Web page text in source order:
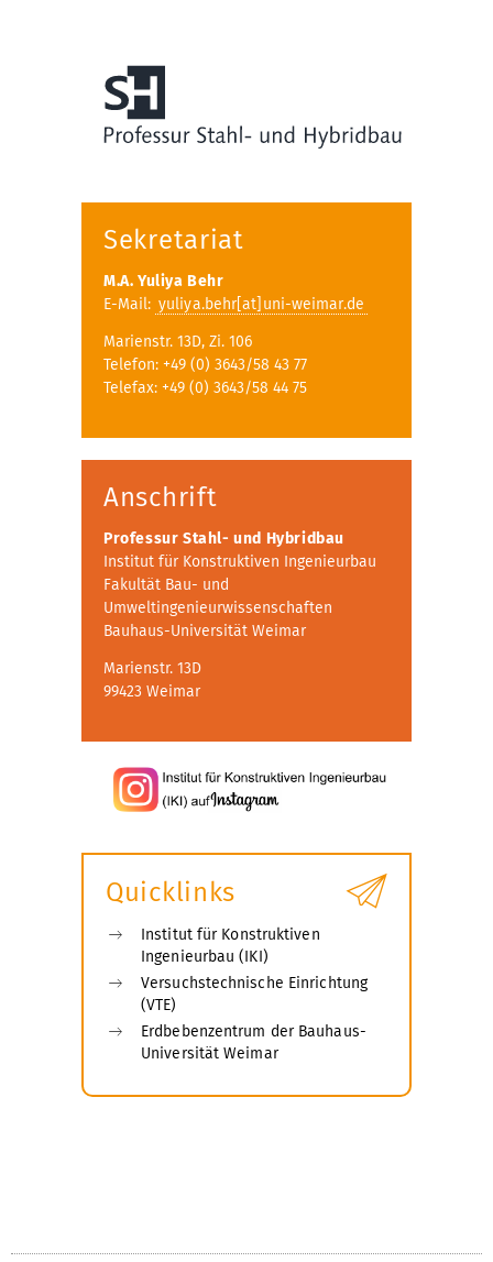
Sekretariat
M.A. Yuliya Behr
E-Mail: yuliya.behr[at]uni-weimar.de
Marienstr. 13D, Zi. 106
Telefon: +49 (0) 3643/58 43 77
Telefax: +49 (0) 3643/58 44 75
Anschrift
Professur Stahl- und Hybridbau
Institut für Konstruktiven Ingenieurbau
Fakultät Bau- und
Umweltingenieurwissenschaften
Bauhaus-Universität Weimar
Marienstr. 13D
99423 Weimar
Quicklinks
Institut für Konstruktiven
Ingenieurbau (IKI)
Versuchstechnische Einrichtung
(VTE)
Erdbebenzentrum der Bauhaus-
Universität Weimar